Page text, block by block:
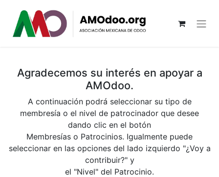
Agradecemos su interés en apoyar a
AMOdoo.
A continuación podrá seleccionar su tipo de
membresía o el nivel de patrocinador que desee
dando clic en el botón
Membresías o Patrocinios. Igualmente puede
seleccionar en las opciones del lado izquierdo "¿Voy a
contribuir?" y
el "Nivel" del Patrocinio.